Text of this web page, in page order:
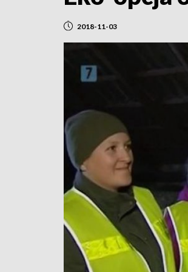
2018-11-03